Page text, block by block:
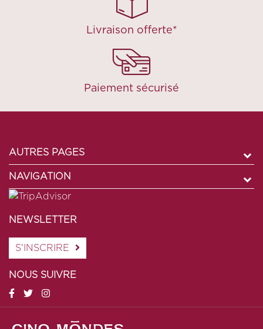
Livraison offerte*
Paiement sécurisé
AUTRES PAGES
NAVIGATION
NEWSLETTER
S'INSCRIRE
NOUS SUIVRE